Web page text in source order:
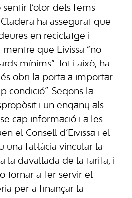
l’olor dels fems
ha assegurat que
en reciclatge i
mentre que Eivissa “no
mínims”. Tot i això, ha
obri la porta a importar
condició”. Segons la
i un engany als
cap informació i a les
el Consell d’Eivissa i el
una fal·làcia vincular la
la davallada de la tarifa, i
tornar a fer servir el
per a finançar la